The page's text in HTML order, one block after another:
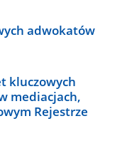
adwokatów
kluczowych
mediacjach,
Rejestrze